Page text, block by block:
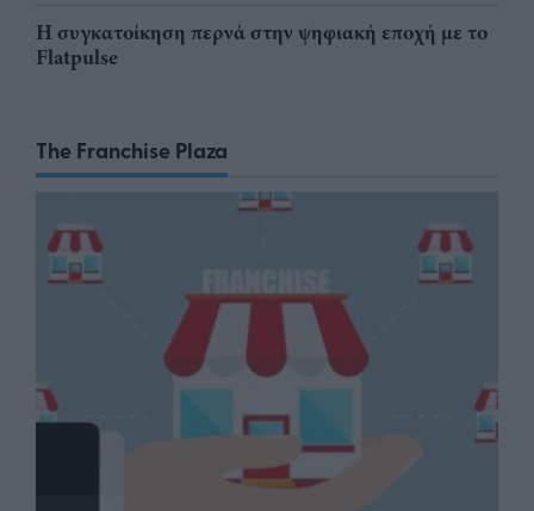
Η συγκατοίκηση περνά στην ψηφιακή εποχή με το
Flatpulse
The Franchise Plaza